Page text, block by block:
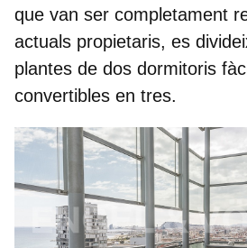
que van ser completament
actuals propietaris, es
plantes de dos dormitoris
convertibles en tres.